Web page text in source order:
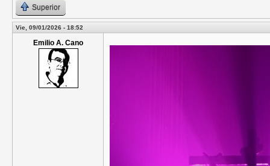
Superior
Vie, 09/01/2026 - 18:52
Emilio A. Cano